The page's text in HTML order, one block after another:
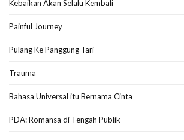
Kebaikan Akan Selalu Kembali
Painful Journey
Pulang Ke Panggung Tari
Trauma
Bahasa Universal itu Bernama Cinta
PDA: Romansa di Tengah Publik